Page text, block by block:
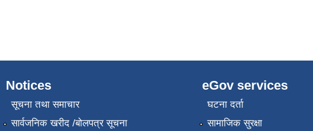
Notices
सूचना तथा समाचार
सार्वजनिक खरीद /बोलपत्र सूचना
eGov services
घटना दर्ता
सामाजिक सुरक्षा